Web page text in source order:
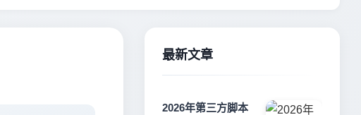
最新文章
2026年第三方脚本